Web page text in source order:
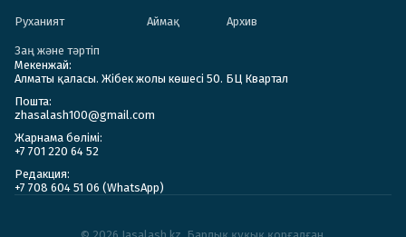
Руханият Аймақ Архив
Заң және тәртіп
Мекенжай:
Алматы қаласы. Жібек жолы көшесі 50. БЦ Квартал
Пошта:
zhasalash100@gmail.com
Жарнама бөлімі:
+7 701 220 64 52
Редакция:
+7 708 604 51 06 (WhatsApp)